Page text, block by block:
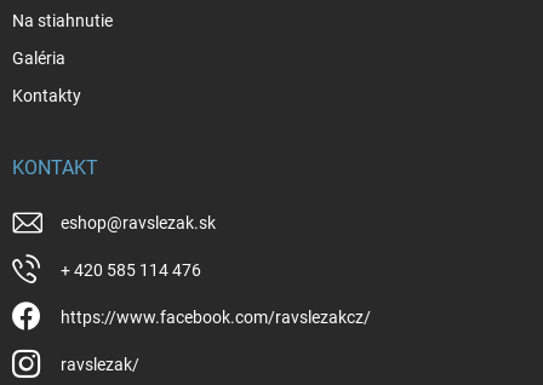
Na stiahnutie
Galéria
Kontakty
KONTAKT
eshop@ravslezak.sk
+ 420 585 114 476
https://www.facebook.com/ravslezakcz/
ravslezak/